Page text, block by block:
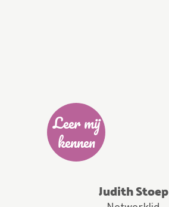
Leer mij
kennen
Judith Stoep